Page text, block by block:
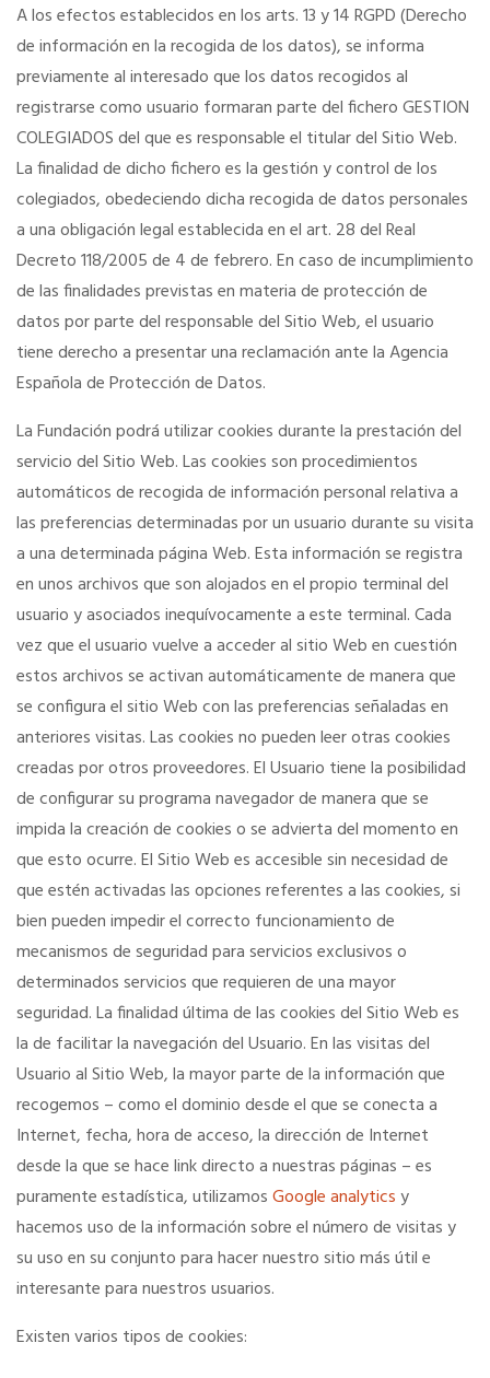
A los efectos establecidos en los arts. 13 y 14 RGPD (Derecho
de información en la recogida de los datos), se informa
previamente al interesado que los datos recogidos al
registrarse como usuario formaran parte del fichero GESTION
COLEGIADOS del que es responsable el titular del Sitio Web.
La finalidad de dicho fichero es la gestión y control de los
colegiados, obedeciendo dicha recogida de datos personales
a una obligación legal establecida en el art. 28 del Real
Decreto 118/2005 de 4 de febrero. En caso de incumplimiento
de las finalidades previstas en materia de protección de
datos por parte del responsable del Sitio Web, el usuario
tiene derecho a presentar una reclamación ante la Agencia
Española de Protección de Datos.
La Fundación podrá utilizar cookies durante la prestación del
servicio del Sitio Web. Las cookies son procedimientos
automáticos de recogida de información personal relativa a
las preferencias determinadas por un usuario durante su visita
a una determinada página Web. Esta información se registra
en unos archivos que son alojados en el propio terminal del
usuario y asociados inequívocamente a este terminal. Cada
vez que el usuario vuelve a acceder al sitio Web en cuestión
estos archivos se activan automáticamente de manera que
se configura el sitio Web con las preferencias señaladas en
anteriores visitas. Las cookies no pueden leer otras cookies
creadas por otros proveedores. El Usuario tiene la posibilidad
de configurar su programa navegador de manera que se
impida la creación de cookies o se advierta del momento en
que esto ocurre. El Sitio Web es accesible sin necesidad de
que estén activadas las opciones referentes a las cookies, si
bien pueden impedir el correcto funcionamiento de
mecanismos de seguridad para servicios exclusivos o
determinados servicios que requieren de una mayor
seguridad. La finalidad última de las cookies del Sitio Web es
la de facilitar la navegación del Usuario. En las visitas del
Usuario al Sitio Web, la mayor parte de la información que
recogemos – como el dominio desde el que se conecta a
Internet, fecha, hora de acceso, la dirección de Internet
desde la que se hace link directo a nuestras páginas – es
puramente estadística, utilizamosGoogle analyticsy
hacemos uso de la información sobre el número de visitas y
su uso en su conjunto para hacer nuestro sitio más útil e
interesante para nuestros usuarios.
Existen varios tipos de cookies: